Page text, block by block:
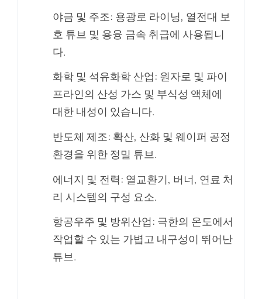
야금 및 주조: 용광로 라이닝, 열전대 보
호 튜브 및 용융 금속 취급에 사용됩니
다.
화학 및 석유화학 산업: 원자로 및 파이
프라인의 산성 가스 및 부식성 액체에
대한 내성이 있습니다.
반도체 제조: 확산, 산화 및 웨이퍼 공정
환경을 위한 정밀 튜브.
에너지 및 전력: 열교환기, 버너, 연료 처
리 시스템의 구성 요소.
항공우주 및 방위산업: 극한의 온도에서
작업할 수 있는 가볍고 내구성이 뛰어난
튜브.